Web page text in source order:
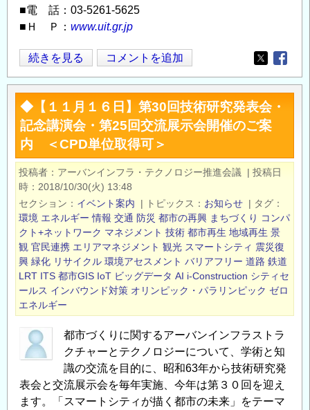
■電 話：03-5261-5625
■Ｈ Ｐ： www.uit.gr.jp
◆【2
月
7
日】
「都
市
づ
く
に
つ
い
て
の
技
術
研
究
表
と
続きを見る コメントを追加
Opens in
◆【１１月１６日】第30回技術研究発表会・
記念講演会・第25回交流展示会開催のご案
内 ＜CPD単位取得可＞
投稿者 アーバンインフラ・テクノロジー推進会議 | 投稿日
時
2018/10/30(火) 13:48
セクション
イベント案内 | トピックス お知らせ | タグ
環境 エネルギー 情報 交通 防災 都市の再興 まちづくり コンパ
クト+ネットワーク マネジメント 技術 都市再生 地域再生 景
観 官民連携 エリアマネジメント 観光 スマートシティ 震災復
興 緑化 リサイクル 環境アセスメント バリアフリー 道路 鉄道
LRT ITS 都市GIS IoT ビッグデータ AI i-Construction シティセ
ールス インバウンド対策 オリンピック・パラリンピック ゼロ
エネルギー
都市づくりに関するアーバンインフラストラ
クチャーとテクノロジーについて、学術と知
識の交流を目的に、昭和63年から技術研究発
表会と交流展示会を毎年実施、今年は第３０回を迎え
ます。「スマートシティが描く都市の未来」をテーマ